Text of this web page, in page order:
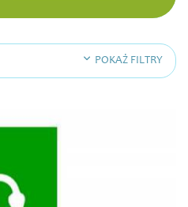
POKAŻ FILTRY